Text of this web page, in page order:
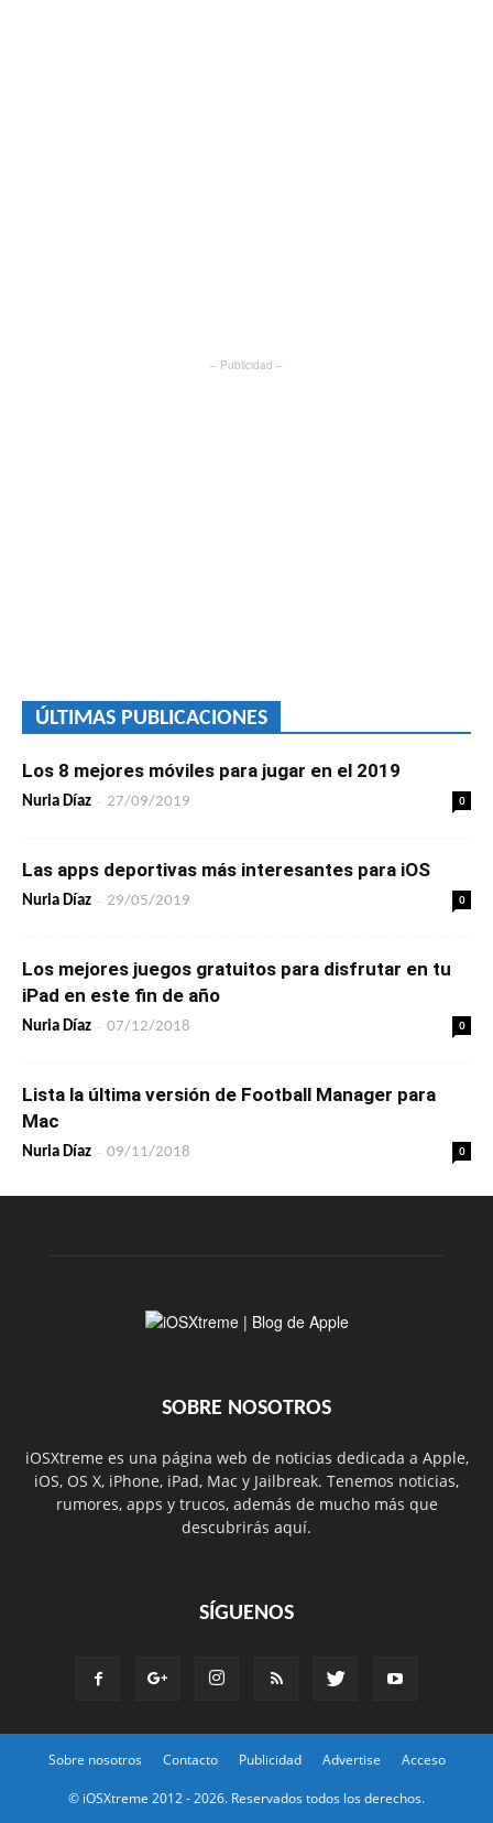
– Publicidad –
ÚLTIMAS PUBLICACIONES
Los 8 mejores móviles para jugar en el 2019
Nuria Díaz - 27/09/2019 0
Las apps deportivas más interesantes para iOS
Nuria Díaz - 29/05/2019 0
Los mejores juegos gratuitos para disfrutar en tu
iPad en este fin de año
Nuria Díaz - 07/12/2018 0
Lista la última versión de Football Manager para
Mac
Nuria Díaz - 09/11/2018 0
SOBRE NOSOTROS
iOSXtreme es una página web de noticias dedicada a Apple,
iOS, OS X, iPhone, iPad, Mac y Jailbreak. Tenemos noticias,
rumores, apps y trucos, además de mucho más que
descubrirás aquí.
SÍGUENOS
Sobre nosotros Contacto Publicidad Advertise Acceso
© iOSXtreme 2012 -2026. Reservados todos los derechos.